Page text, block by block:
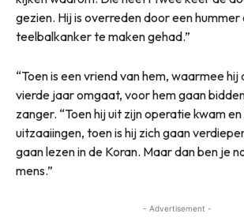
gezien. Hij is overreden door een
teelbalkanker te maken gehad.”
“Toen is een vriend van hem, waarmee hij
vierde jaar omgaat, voor hem gaan
zanger. “Toen hij uit zijn operatie kwam
uitzaaiingen, toen is hij zich gaan
gaan lezen in de Koran. Maar dan ben je
mens.”
- Advertisement -